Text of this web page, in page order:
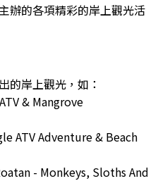
辦的各項精彩的岸上觀光活
的岸上觀光，如：
& Mangrove
ATV Adventure & Beach
- Monkeys, Sloths And